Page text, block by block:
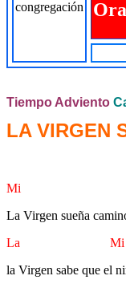
Tiempo Adviento
LA VIRGEN
Mi
La Virgen sueña
La Mi
la Virgen sabe que el